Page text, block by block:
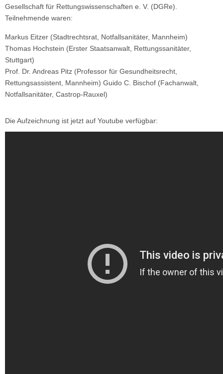
Gesellschaft für Rettungswissenschaften e. V. (DGRe).
Teilnehmende waren:
Markus Eitzer (Stadtrechtsrat, Notfallsanitäter, Mannheim)
Thomas Hochstein (Erster Staatsanwalt, Rettungssanitäter,
Stuttgart)
Prof. Dr. Andreas Pitz (Professor für Gesundheitsrecht,
Rettungsassistent, Mannheim) Guido C. Bischof (Fachanwalt,
Notfallsanitäter, Castrop-Rauxel)
Die Aufzeichnung ist jetzt auf Youtube verfügbar: